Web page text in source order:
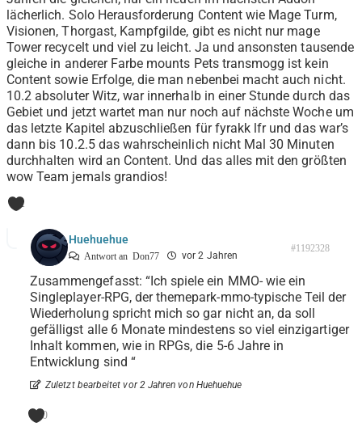
lächerlich. Solo Herausforderung Content wie Mage Turm,
Visionen, Thorgast, Kampfgilde, gibt es nicht nur mage
Tower recycelt und viel zu leicht. Ja und ansonsten tausende
gleiche in anderer Farbe mounts Pets transmogg ist kein
Content sowie Erfolge, die man nebenbei macht auch nicht.
10.2 absoluter Witz, war innerhalb in einer Stunde durch das
Gebiet und jetzt wartet man nur noch auf nächste Woche um
das letzte Kapitel abzuschließen für fyrakk lfr und das war’s
dann bis 10.2.5 das wahrscheinlich nicht Mal 30 Minuten
durchhalten wird an Content. Und das alles mit den größten
wow Team jemals grandios!
1
Huehuehue
Antwort an Don77 vor 2 Jahren
#1192328
Zusammengefasst: “Ich spiele ein MMO- wie ein
Singleplayer-RPG, der themepark-mmo-typische Teil der
Wiederholung spricht mich so gar nicht an, da soll
gefälligst alle 6 Monate mindestens so viel einzigartiger
Inhalt kommen, wie in RPGs, die 5-6 Jahre in
Entwicklung sind “
Zuletzt bearbeitet vor 2 Jahren von Huehuehue
0